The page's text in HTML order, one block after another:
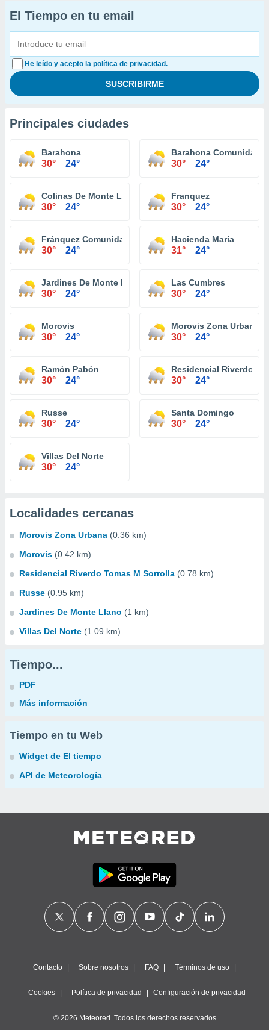
El Tiempo en tu email
He leído y acepto la política de privacidad.
Principales ciudades
Barahona
30° 24°
Barahona Comunidad
30° 24°
Colinas De Monte Llano
30° 24°
Franquez
30° 24°
Fránquez Comunidad
30° 24°
Hacienda María
31° 24°
Jardines De Monte Llano
30° 24°
Las Cumbres
30° 24°
Morovis
30° 24°
Morovis Zona Urbana
30° 24°
Ramón Pabón
30° 24°
Residencial Riverdo
30° 24°
Russe
30° 24°
Santa Domingo
30° 24°
Villas Del Norte
30° 24°
Localidades cercanas
Morovis Zona Urbana (0.36 km)
Morovis (0.42 km)
Residencial Riverdo Tomas M Sorrolla (0.78 km)
Russe (0.95 km)
Jardines De Monte Llano (1 km)
Villas Del Norte (1.09 km)
Tiempo...
PDF
Más información
Tiempo en tu Web
Widget de El tiempo
API de Meteorología
Contacto Sobre nosotros FAQ Términos de uso
Cookies Política de privacidad Configuración de privacidad
© 2026 Meteored. Todos los derechos reservados